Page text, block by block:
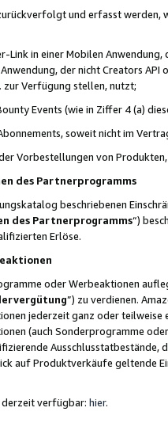
und erfasst werden,
Link in einer Mobilen
der nicht Creators
Verfügung stellen, nutzt;
Events (wie in Ziffer 4 (a)
soweit nicht im
Vorbestellungen von
des Partnerprogramms
beschriebenen
des Partnerprogramms“)
Erlöse.
oder Werbeaktionen
”) zu verdienen.
jederzeit ganz oder
(auch Sonderprogramme
Ausschlusstatbestände,
auf Produktverkäufe geltende
derzeit verfügbar: hier.